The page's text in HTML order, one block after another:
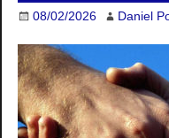
08/02/2026 Daniel